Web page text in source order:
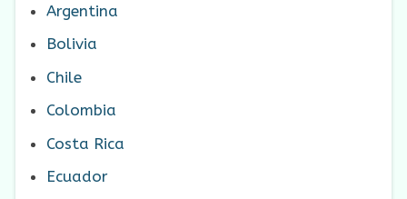
Argentina
Bolivia
Chile
Colombia
Costa Rica
Ecuador